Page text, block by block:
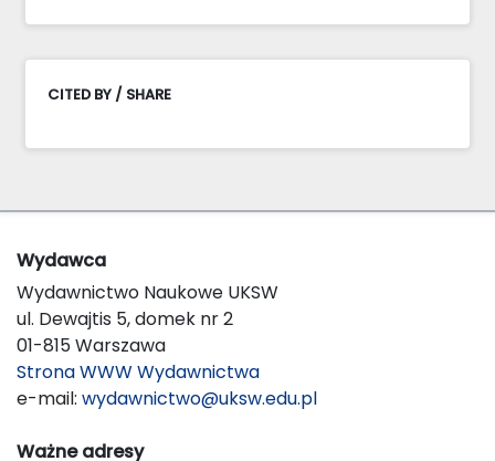
CITED BY / SHARE
Wydawca
Wydawnictwo Naukowe UKSW
ul. Dewajtis 5, domek nr 2
01-815 Warszawa
Strona WWW Wydawnictwa
e-mail: wydawnictwo@uksw.edu.pl
Ważne adresy